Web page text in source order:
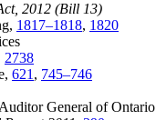
2012 (Bill 13)
1817–1818, 1820
2738
621, 745–746
General of Ontario